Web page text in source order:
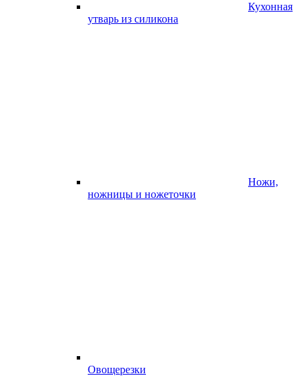
Кухонная
утварь из силикона
Ножи,
ножницы и ножеточки
Овощерезки